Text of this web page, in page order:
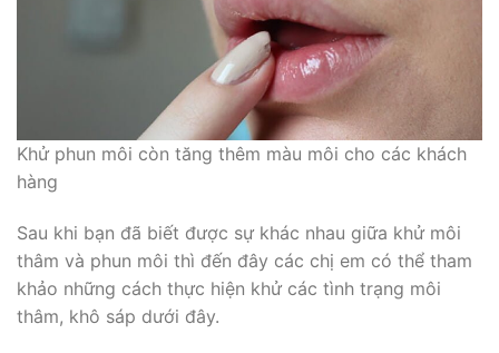
Khử phun môi còn tăng thêm màu môi cho các khách
hàng
Sau khi bạn đã biết được sự khác nhau giữa khử môi
thâm và phun môi thì đến đây các chị em có thể tham
khảo những cách thực hiện khử các tình trạng môi
thâm, khô sáp dưới đây.